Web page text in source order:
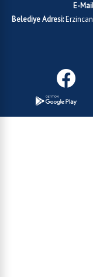
E-
Belediye Adresi: